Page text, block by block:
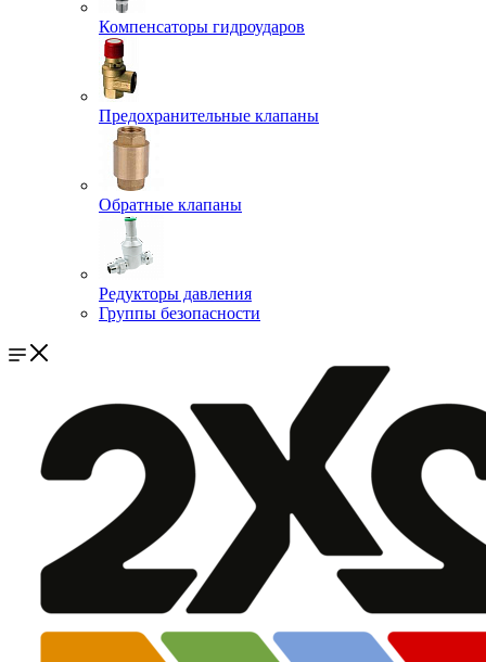
Компенсаторы гидроударов
Предохранительные клапаны
Обратные клапаны
Редукторы давления
Группы безопасности